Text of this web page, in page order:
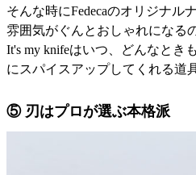
そんな時にFedecaのオリジナル
雰囲気がぐんとおしゃれになる
It's my knifeはいつ、どんなとき
にスパイスアップしてくれる道
⑤ 刃はプロが選ぶ本格派